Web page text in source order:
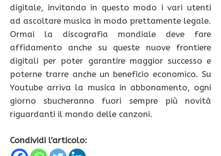
digitale, invitando in questo modo i vari utenti
ad ascoltare musica in modo prettamente legale.
Ormai la discografia mondiale deve fare
affidamento anche su queste nuove frontiere
digitali per poter garantire maggior successo e
poterne trarre anche un beneficio economico. Su
Youtube arriva la musica in abbonamento, ogni
giorno sbucheranno fuori sempre più novità
riguardanti il mondo delle canzoni.
Condividi l'articolo: